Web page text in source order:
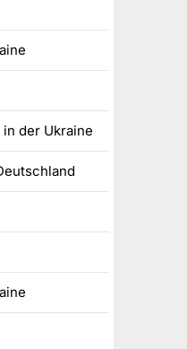
der Ukraine